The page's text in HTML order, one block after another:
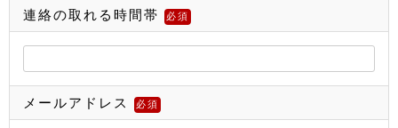
連絡の取れる時間帯 必須
メールアドレス 必須